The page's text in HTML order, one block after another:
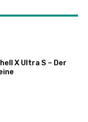
X Ultra S – Der